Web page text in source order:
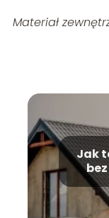
Materiał
Jak